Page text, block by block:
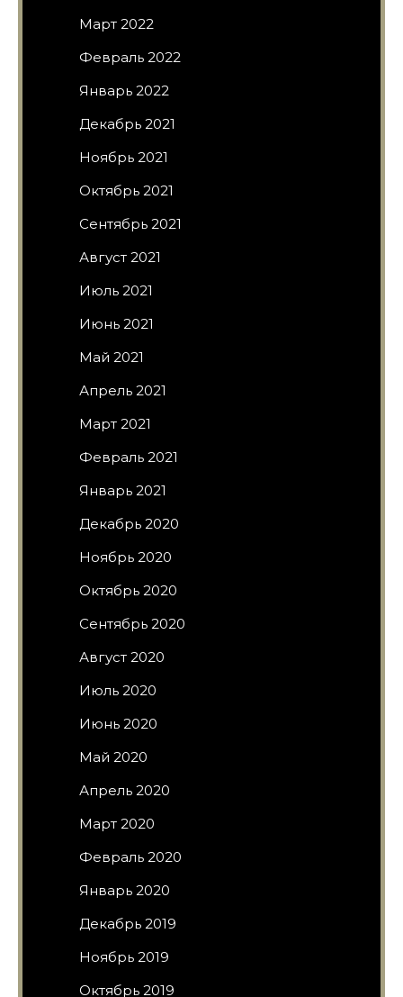
Март 2022
Февраль 2022
Январь 2022
Декабрь 2021
Ноябрь 2021
Октябрь 2021
Сентябрь 2021
Август 2021
Июль 2021
Июнь 2021
Май 2021
Апрель 2021
Март 2021
Февраль 2021
Январь 2021
Декабрь 2020
Ноябрь 2020
Октябрь 2020
Сентябрь 2020
Август 2020
Июль 2020
Июнь 2020
Май 2020
Апрель 2020
Март 2020
Февраль 2020
Январь 2020
Декабрь 2019
Ноябрь 2019
Октябрь 2019